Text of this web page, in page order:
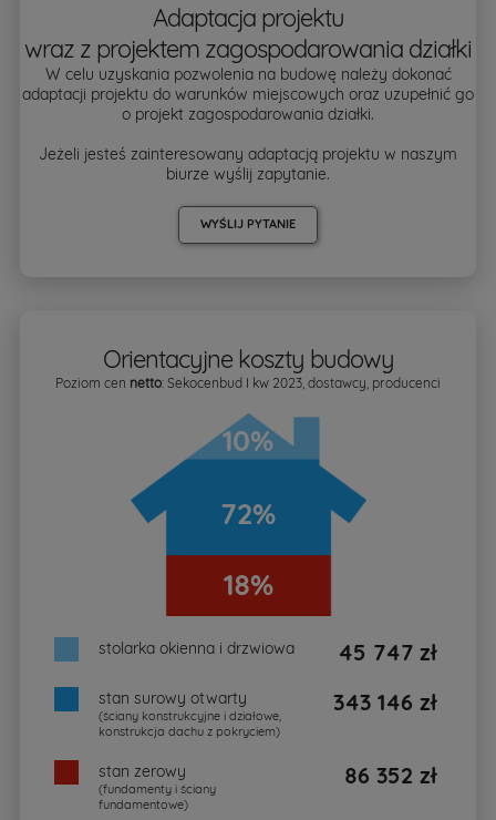
Adaptacja projektu
wraz z projektem zagospodarowania działki
W celu uzyskania pozwolenia na budowę należy dokonać
adaptacji projektu do warunków miejscowych oraz uzupełnić go
o projekt zagospodarowania działki.
Jeżeli jesteś zainteresowany adaptacją projektu w naszym
biurze wyślij zapytanie.
WYŚLIJ PYTANIE
Orientacyjne koszty budowy
Poziom cen netto: Sekocenbud I kw 2023, dostawcy, producenci
10%
72%
18%
stolarka okienna i drzwiowa 45 747 zł
stan surowy otwarty
(ściany konstrukcyjne i działowe,
konstrukcja dachu z pokryciem)
343 146 zł
stan zerowy
(fundamenty i ściany
fundamentowe)
86 352 zł